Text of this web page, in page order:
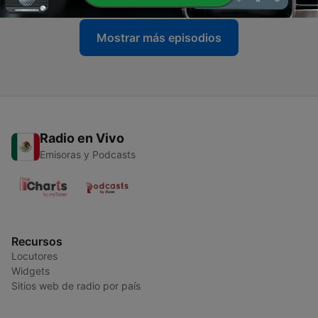
Mostrar más episodios
Radio en Vivo
Emisoras y Podcasts
Recursos
Locutores
Widgets
Sitios web de radio por país